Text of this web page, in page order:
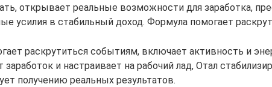
открывает реальные возможности для заработка,
усилия в стабильный доход. Формула помогает
раскрутиться событиям, включает активность и
заработок и настраивает на рабочий лад, Отал
получению реальных результатов.